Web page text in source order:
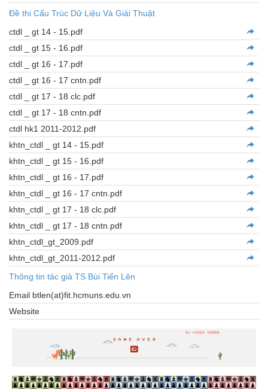
Đề thi Cấu Trúc Dữ Liệu Và Giải Thuật
ctdl _ gt 14 - 15.pdf
ctdl _ gt 15 - 16.pdf
ctdl _ gt 16 - 17.pdf
ctdl _ gt 16 - 17 cntn.pdf
ctdl _ gt 17 - 18 clc.pdf
ctdl _ gt 17 - 18 cntn.pdf
ctdl hk1 2011-2012.pdf
khtn_ctdl _ gt 14 - 15.pdf
khtn_ctdl _ gt 15 - 16.pdf
khtn_ctdl _ gt 16 - 17.pdf
khtn_ctdl _ gt 16 - 17 cntn.pdf
khtn_ctdl _ gt 17 - 18 clc.pdf
khtn_ctdl _ gt 17 - 18 cntn.pdf
khtn_ctdl_gt_2009.pdf
khtn_ctdl_gt_2011-2012.pdf
Thông tin tác giả TS Bùi Tiến Lên
Email btlen(at)fit.hcmuns.edu.vn
Website